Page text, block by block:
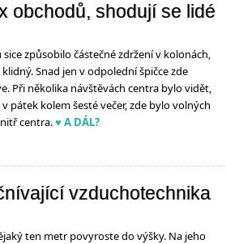
obchodů, shodují se lidé
způsobilo částečné zdržení v kolonách,
Snad jen v odpolední špičce zde
Při několika návštěvách centra bylo vidět,
pátek kolem šesté večer, zde bylo volných
centra.♥ A DÁL?
vzduchotechnika
ten metr povyroste do výšky. Na jeho